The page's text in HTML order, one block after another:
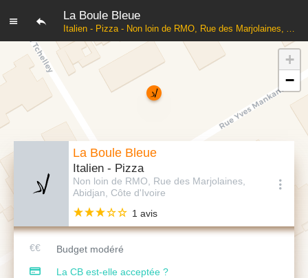
La Boule Bleue
Italien - Pizza - Non loin de RMO, Rue des Marjolaines, Abidjan, Côte d'Ivoire
La Boule Bleue
Italien - Pizza
Non loin de RMO, Rue des Marjolaines,
Abidjan, Côte d'Ivoire
1 avis
Budget modéré
La CB est-elle acceptée ?
+
−